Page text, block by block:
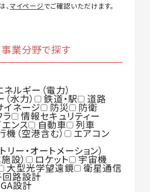
、マイページでご確認いただけます。
事業分野で探す
ネルギー（電力）
水力） 鉄道・駅 道路
イネージ 防災 防衛
情報セキュリティー
ンス 自動車 列車
機（空港含む） エアコン
リー・オートメーション）
設） ロケット 宇宙機
大型光学望遠鏡 衛星通信
回路設計
設計